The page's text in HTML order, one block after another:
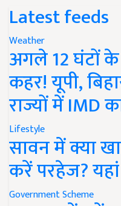
Latest feeds
Weather
अगले 12 घंटों के
कहर! यूपी,
राज्यों में IMD
Lifestyle
सावन में क्या
करें परहेज?
Government Scheme